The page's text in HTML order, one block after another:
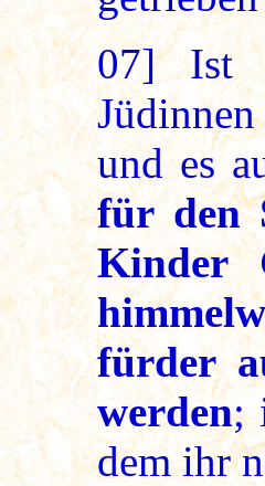
07]Ist
und es
für den
Kinder
fürder
werden;
dem ihr